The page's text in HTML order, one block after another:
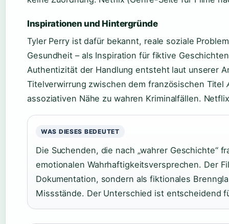
Inspirationen und Hintergründe
Tyler Perry ist dafür bekannt, reale soziale
Gesundheit – als Inspiration für fiktive
Authentizität der Handlung entsteht laut unserer
Titelverwirrung zwischen dem französischen Titel
assoziativen Nähe zu wahren Kriminalfällen.
WAS DIESES BEDEUTET
Die Suchenden, die nach „wahrer Geschichte“
emotionalen Wahrhaftigkeitsversprechen. Der
Dokumentation, sondern als fiktionales
Missstände. Der Unterschied ist entscheidend